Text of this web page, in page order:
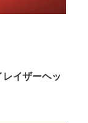
イザーヘッ